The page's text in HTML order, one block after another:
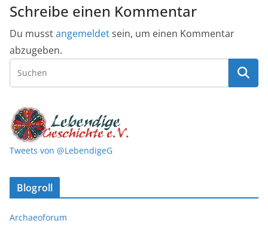
Schreibe einen Kommentar
Du musstangemeldetsein, um einen Kommentar
abzugeben.
Tweets von @LebendigeG
Blogroll
Archaeoforum